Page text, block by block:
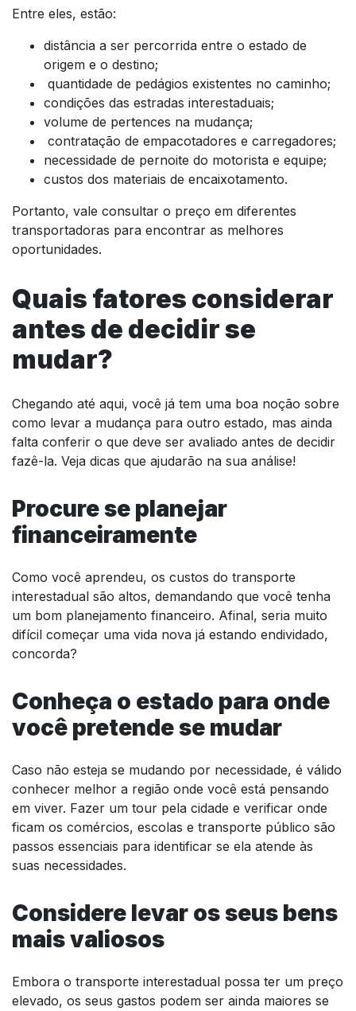
Entre eles, estão:
distância a ser percorrida entre o estado de
origem e o destino;
quantidade de pedágios existentes no caminho;
condições das estradas interestaduais;
volume de pertences na mudança;
contratação de empacotadores e carregadores;
necessidade de pernoite do motorista e equipe;
custos dos materiais de encaixotamento.
Portanto, vale consultar o preço em diferentes
transportadoras para encontrar as melhores
oportunidades.
Quais fatores considerar
antes de decidir se
mudar?
Chegando até aqui, você já tem uma boa noção sobre
como levar a mudança para outro estado, mas ainda
falta conferir o que deve ser avaliado antes de decidir
fazê-la. Veja dicas que ajudarão na sua análise!
Procure se planejar
financeiramente
Como você aprendeu, os custos do transporte
interestadual são altos, demandando que você tenha
um bom planejamento financeiro. Afinal, seria muito
difícil começar uma vida nova já estando endividado,
concorda?
Conheça o estado para onde
você pretende se mudar
Caso não esteja se mudando por necessidade, é válido
conhecer melhor a região onde você está pensando
em viver. Fazer um tour pela cidade e verificar onde
ficam os comércios, escolas e transporte público são
passos essenciais para identificar se ela atende às
suas necessidades.
Considere levar os seus bens
mais valiosos
Embora o transporte interestadual possa ter um preço
elevado, os seus gastos podem ser ainda maiores se